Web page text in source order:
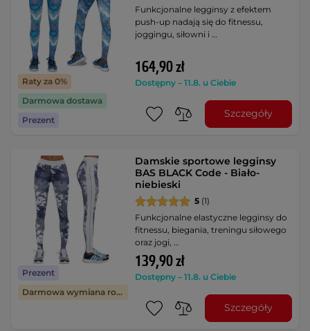
Raty za 0%
Darmowa dostawa
Prezent
Funkcjonalne legginsy z efektem
push-up nadają się do fitnessu,
joggingu, siłowni i …
164,90 zł
Dostępny – 11.8. u Ciebie
Szczegóły
Prezent
Darmowa wymiana rozmiaru
Damskie sportowe legginsy
BAS BLACK Code - Biało-
niebieski
5 (1)
Funkcjonalne elastyczne legginsy do
fitnessu, biegania, treningu siłowego
oraz jogi, …
139,90 zł
Dostępny – 11.8. u Ciebie
Szczegóły